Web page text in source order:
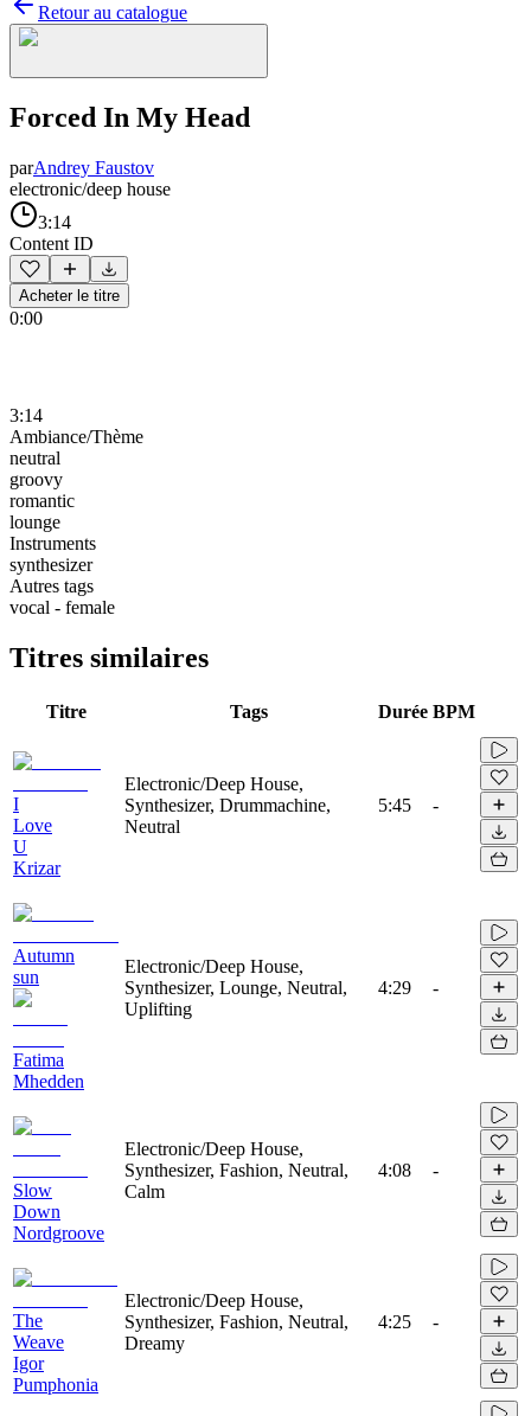
Retour au catalogue
Forced In My Head
parAndrey Faustov
electronic/deep house
3:14
Content ID
Acheter le titre
0:00
3:14
Ambiance/Thème
neutral
groovy
romantic
lounge
Instruments
synthesizer
Autres tags
vocal - female
Titres similaires
Titre Tags Durée BPM
I
Love
U
Krizar
Electronic/Deep House,
Synthesizer, Drummachine,
Neutral
5:45 -
Autumn
sun
Fatima
Mhedden
Electronic/Deep House,
Synthesizer, Lounge, Neutral,
Uplifting
4:29 -
Slow
Down
Nordgroove
Electronic/Deep House,
Synthesizer, Fashion, Neutral,
Calm
4:08 -
The
Weave
Igor
Pumphonia
Electronic/Deep House,
Synthesizer, Fashion, Neutral,
Dreamy
4:25 -